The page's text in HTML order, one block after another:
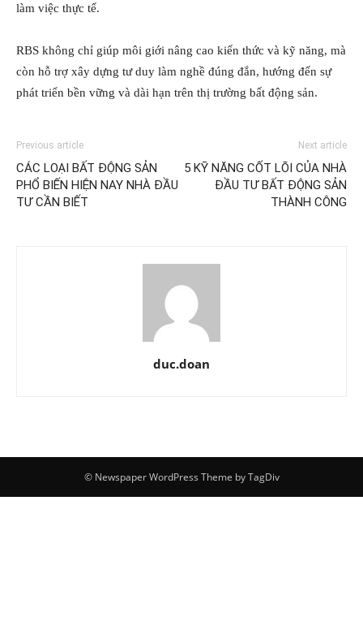
làm việc thực tế.
RBS không chỉ giúp môi giới nâng cao kiến thức và kỹ năng, mà
còn hỗ trợ xây dựng tư duy làm nghề đúng đắn, hướng đến sự
phát triển bền vững và dài hạn trên thị trường bất động sản.
Previous article
CÁC LOẠI BẤT ĐỘNG SẢN
PHỔ BIẾN HIỆN NAY NHÀ ĐẦU
TƯ CẦN BIẾT
Next article
5 KỸ NĂNG CỐT LÕI CỦA NHÀ
ĐẦU TƯ BẤT ĐỘNG SẢN
THÀNH CÔNG
duc.doan
© Newspaper WordPress Theme by TagDiv